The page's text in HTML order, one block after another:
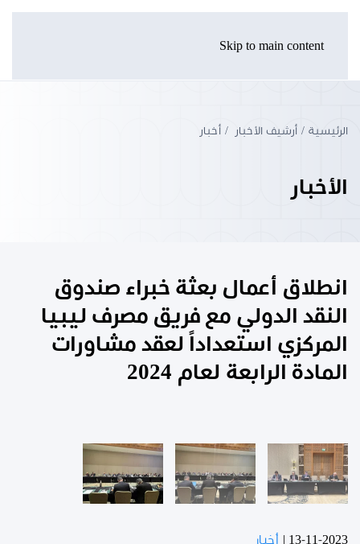
Skip to main content
الرئيسية أرشيف الأخبار أخبار
الأخبار
انطلاق أعمال بعثة خبراء صندوق
النقد الدولي مع فريق مصرف ليبيا
المركزي استعداداً لعقد مشاورات
المادة الرابعة لعام 2024
13-11-2023 أخبار